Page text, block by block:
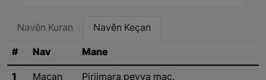
Navên Kuran Navên Keçan
# Nav Mane